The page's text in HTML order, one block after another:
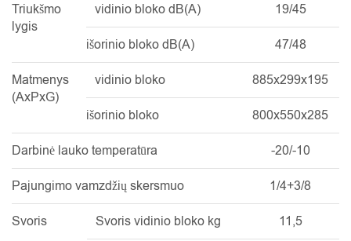
Triukšmo
lygis
vidinio bloko dB(A) 19/45
išorinio bloko dB(A) 47/48
Matmenys
(AxPxG)
vidinio bloko 885x299x195
išorinio bloko 800x550x285
Darbinė lauko temperatūra -20/-10
Pajungimo vamzdžių skersmuo 1/4+3/8
Svoris Svoris vidinio bloko kg 11,5